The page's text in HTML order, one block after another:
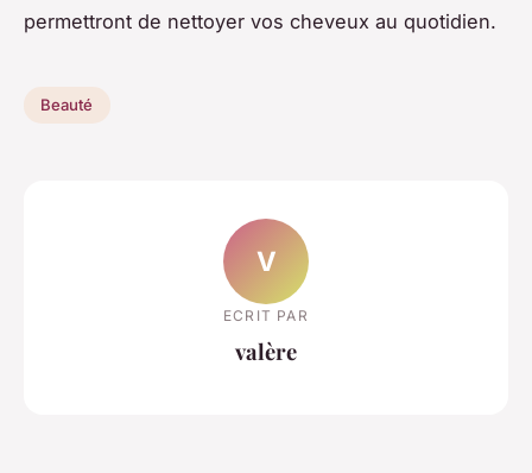
permettront de nettoyer vos cheveux au quotidien.
Beauté
V
ECRIT PAR
valère